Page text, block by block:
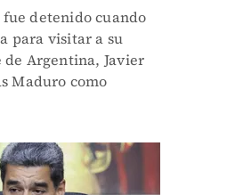
detenido cuando
para visitar a su
Argentina, Javier
Maduro como